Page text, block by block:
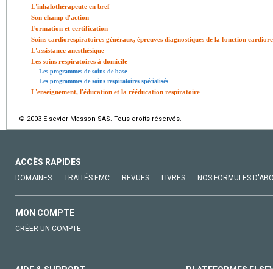
L'inhalothérapeute en bref
Son champ d'action
Formation et certification
Soins cardiorespiratoires généraux, épreuves diagnostiques de la fonction
L'assistance anesthésique
Les soins respiratoires à domicile
Les programmes de soins de base
Les programmes de soins respiratoires spécialisés
L'enseignement, l'éducation et la rééducation respiratoire
© 2003 Elsevier Masson SAS. Tous droits réservés.
ACCÈS RAPIDES
DOMAINES TRAITÉS EMC REVUES LIVRES NOS FORMULES
MON COMPTE
CRÉER UN COMPTE